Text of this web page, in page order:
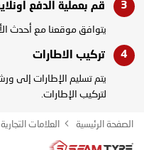
قم بعملية الدفع
يتوافق موقعنا مع أحدث
تركيب الاطارات
يتم تسليم الإطارات إلى
لتركيب الإطارات.
الصفحة الرئيسية العلامات التجارية